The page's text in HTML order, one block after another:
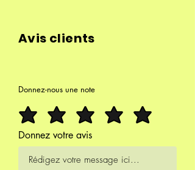
Avis clients
Donnez-nous une note
Donnez votre avis